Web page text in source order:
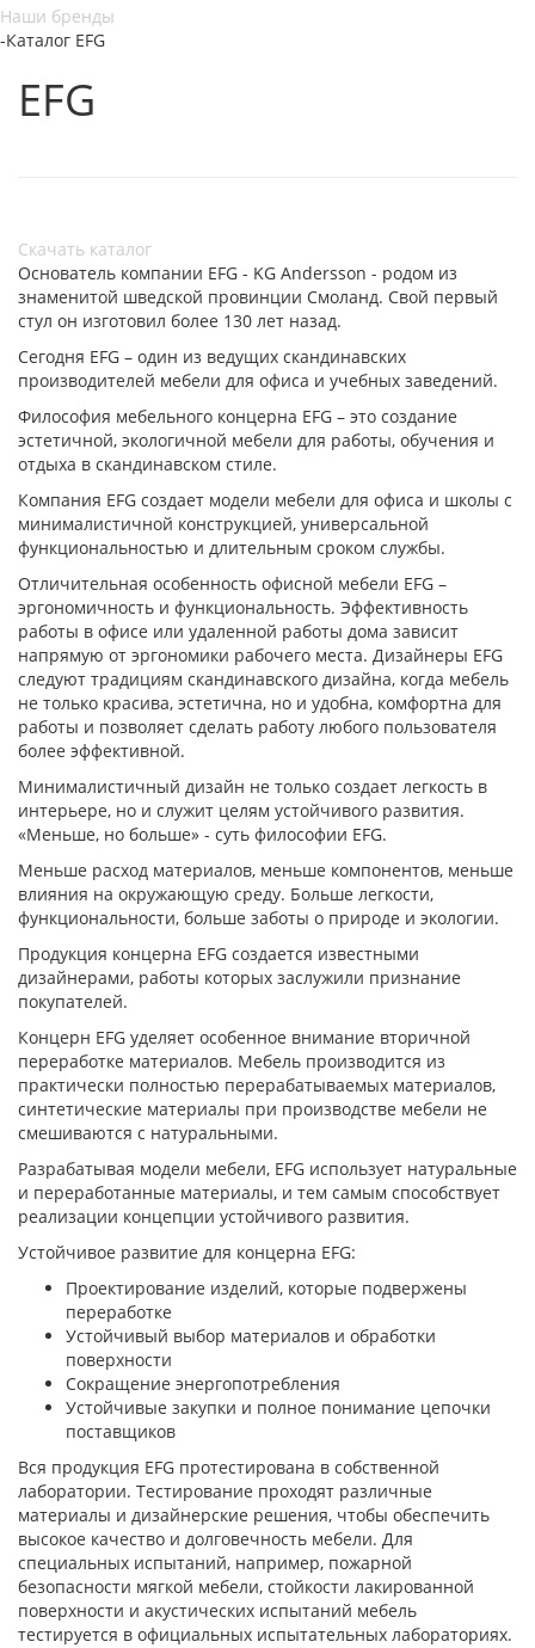
Наши бренды
-Каталог EFG
EFG
Скачать каталог
Основатель компании EFG - KG Andersson - родом из
знаменитой шведской провинции Смоланд. Свой первый
стул он изготовил более 130 лет назад.
Сегодня EFG – один из ведущих скандинавских
производителей мебели для офиса и учебных заведений.
Философия мебельного концерна EFG – это создание
эстетичной, экологичной мебели для работы, обучения и
отдыха в скандинавском стиле.
Компания EFG создает модели мебели для офиса и школы с
минималистичной конструкцией, универсальной
функциональностью и длительным сроком службы.
Отличительная особенность офисной мебели EFG –
эргономичность и функциональность. Эффективность
работы в офисе или удаленной работы дома зависит
напрямую от эргономики рабочего места. Дизайнеры EFG
следуют традициям скандинавского дизайна, когда мебель
не только красива, эстетична, но и удобна, комфортна для
работы и позволяет сделать работу любого пользователя
более эффективной.
Минималистичный дизайн не только создает легкость в
интерьере, но и служит целям устойчивого развития.
«Меньше, но больше» - суть философии EFG.
Меньше расход материалов, меньше компонентов, меньше
влияния на окружающую среду. Больше легкости,
функциональности, больше заботы о природе и экологии.
Продукция концерна EFG создается известными
дизайнерами, работы которых заслужили признание
покупателей.
Концерн EFG уделяет особенное внимание вторичной
переработке материалов. Мебель производится из
практически полностью перерабатываемых материалов,
синтетические материалы при производстве мебели не
смешиваются с натуральными.
Разрабатывая модели мебели, EFG использует натуральные
и переработанные материалы, и тем самым способствует
реализации концепции устойчивого развития.
Устойчивое развитие для концерна EFG:
Проектирование изделий, которые подвержены
переработке
Устойчивый выбор материалов и обработки
поверхности
Сокращение энергопотребления
Устойчивые закупки и полное понимание цепочки
поставщиков
Вся продукция EFG протестирована в собственной
лаборатории. Тестирование проходят различные
материалы и дизайнерские решения, чтобы обеспечить
высокое качество и долговечность мебели. Для
специальных испытаний, например, пожарной
безопасности мягкой мебели, стойкости лакированной
поверхности и акустических испытаний мебель
тестируется в официальных испытательных лабораториях.